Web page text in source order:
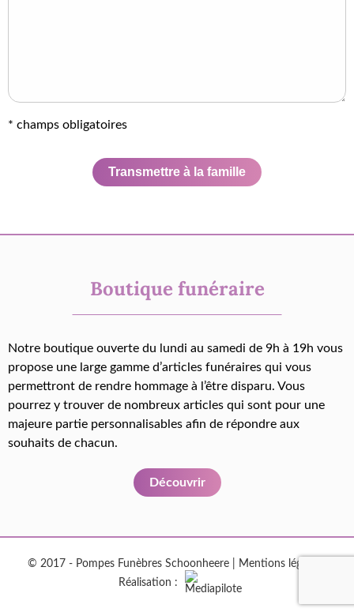
* champs obligatoires
Transmettre à la famille
Boutique funéraire
Notre boutique ouverte du lundi au samedi de 9h à 19h vous
propose une large gamme d’articles funéraires qui vous
permettront de rendre hommage à l’être disparu. Vous
pourrez y trouver de nombreux articles qui sont pour une
majeure partie personnalisables afin de répondre aux
souhaits de chacun.
Découvrir
© 2017 - Pompes Funèbres Schoonheere | Mentions légales
Réalisation :